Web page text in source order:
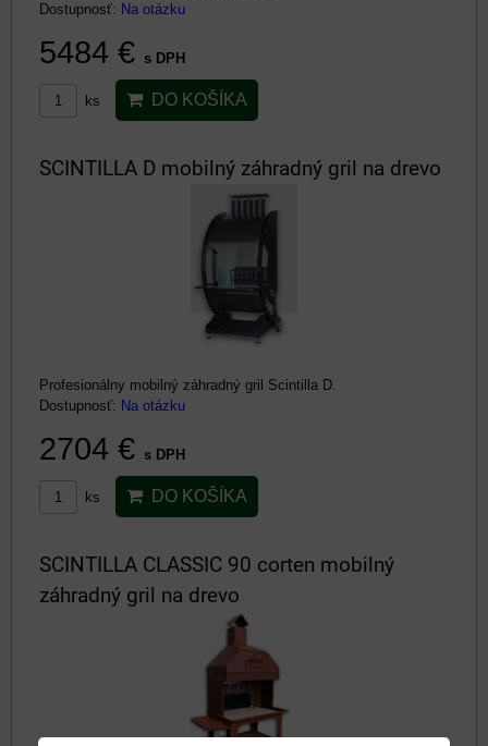
Dostupnosť: Na otázku
5484 € s DPH
ks DO KOŠÍKA
SCINTILLA D mobilný záhradný gril na drevo
Profesionálny mobilný záhradný gril Scintilla D.
Dostupnosť: Na otázku
2704 € s DPH
ks DO KOŠÍKA
SCINTILLA CLASSIC 90 corten mobilný
záhradný gril na drevo